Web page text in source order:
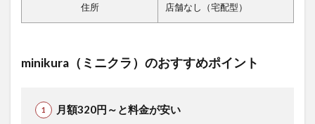
住所 店舗なし（宅配型）
minikura（ミニクラ）のおすすめポイント
月額320円～と料金が安い